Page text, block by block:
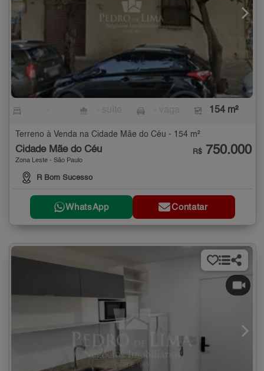
154 m²
Terreno à Venda na Cidade Mãe do Céu - 154 m²
Cidade Mãe do Céu
Zona Leste - São Paulo
R Bom Sucesso
R$ 750.000
WhatsApp Contatar